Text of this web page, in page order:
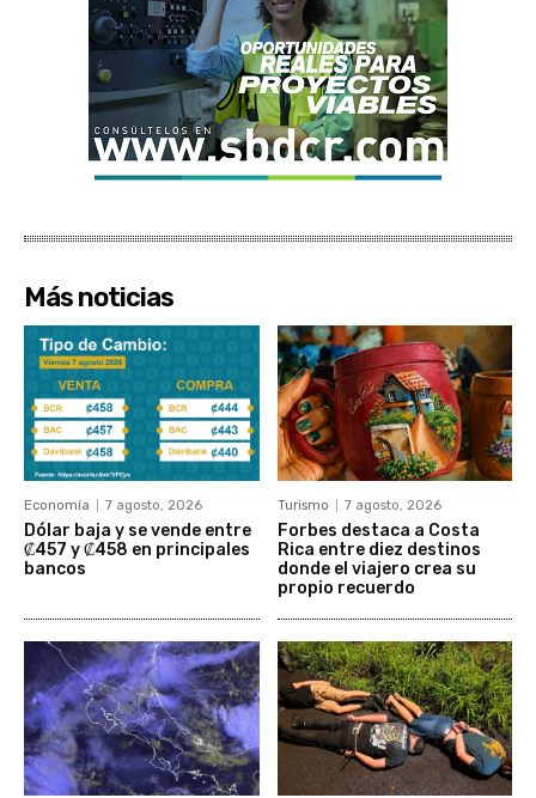
Más noticias
Economía 7 agosto, 2026
Dólar baja y se vende entre
₡457 y ₡458 en principales
bancos
Turismo 7 agosto, 2026
Forbes destaca a Costa
Rica entre diez destinos
donde el viajero crea su
propio recuerdo